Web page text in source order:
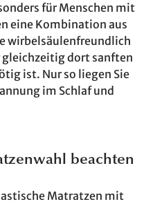
für Menschen mit
eine Kombination aus
wirbelsäulenfreundlich
gleichzeitig dort sanften
ist. Nur so liegen Sie
im Schlaf und
beachten
Matratzen mit